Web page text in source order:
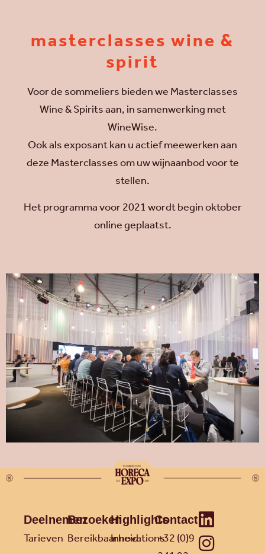
masterclasses wine &
spirit
Voor de sommeliers bieden we Masterclasses
Wine & Spirits aan, in samenwerking met
WineWise.
Ook als exposant kan u actief meewerken aan
deze Masterclasses om uw wijnaanbod voor te
stellen.
Het programma voor 2021 wordt begin oktober
online geplaatst.
Deelnemen
Tarieven
Bezoeken
Bereikbaarheid
Highlights
Innovations
Contact
+32 (0)9